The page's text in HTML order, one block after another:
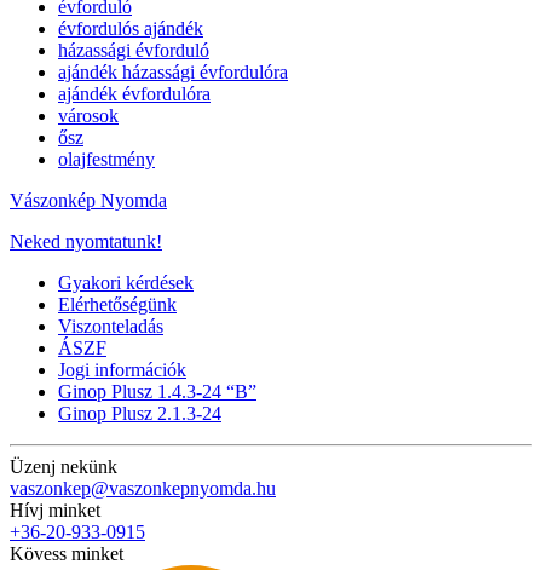
évforduló
évfordulós ajándék
házassági évforduló
ajándék házassági évfordulóra
ajándék évfordulóra
városok
ősz
olajfestmény
Vászonkép Nyomda
Neked nyomtatunk!
Gyakori kérdések
Elérhetőségünk
Viszonteladás
ÁSZF
Jogi információk
Ginop Plusz 1.4.3-24 “B”
Ginop Plusz 2.1.3-24
Üzenj nekünk
vaszonkep@vaszonkepnyomda.hu
Hívj minket
+36-20-933-0915
Kövess minket